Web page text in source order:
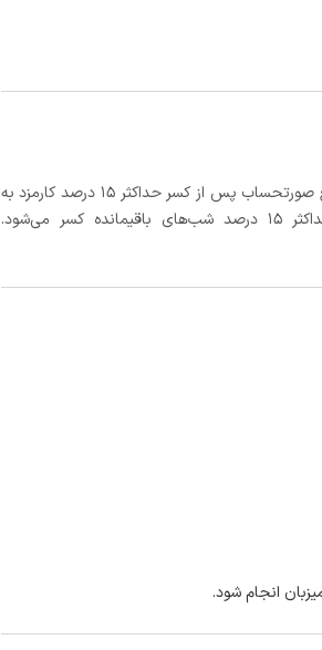
در صورتی که رزرو، حداقل 3 روز کامل قبل از تاریخ ورود لغو گردد؛ مبلغ صورتحساب پس از کسر حداکثر 15 درصد کارمزد به
انجام شود.